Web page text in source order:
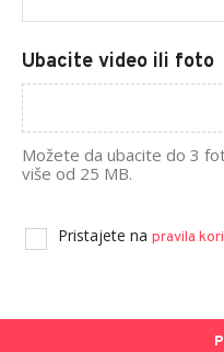
Ubacite video ili foto
Možete da ubacite do 3
više od 25 MB.
Pristajete na pravila